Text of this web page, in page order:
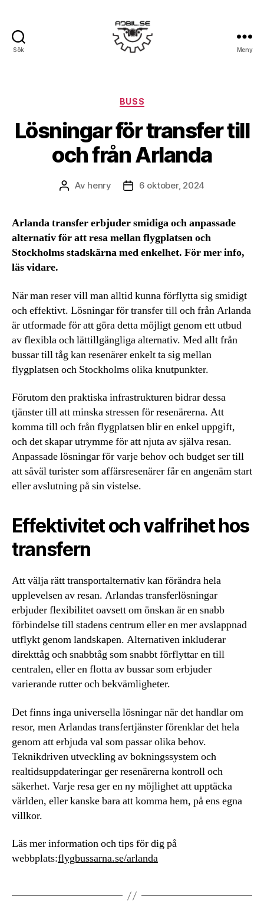
Sök Meny
Kategorier
BUSS
Lösningar för transfer till
och från Arlanda
Inläggsförfattare
Av henry Inläggsdatum
6 oktober, 2024
Arlanda transfer erbjuder smidiga och anpassade
alternativ för att resa mellan flygplatsen och
Stockholms stadskärna med enkelhet. För mer info,
läs vidare.
När man reser vill man alltid kunna förflytta sig smidigt
och effektivt. Lösningar för transfer till och från Arlanda
är utformade för att göra detta möjligt genom ett utbud
av flexibla och lättillgängliga alternativ. Med allt från
bussar till tåg kan resenärer enkelt ta sig mellan
flygplatsen och Stockholms olika knutpunkter.
Förutom den praktiska infrastrukturen bidrar dessa
tjänster till att minska stressen för resenärerna. Att
komma till och från flygplatsen blir en enkel uppgift,
och det skapar utrymme för att njuta av själva resan.
Anpassade lösningar för varje behov och budget ser till
att såväl turister som affärsresenärer får en angenäm start
eller avslutning på sin vistelse.
Effektivitet och valfrihet hos
transfern
Att välja rätt transportalternativ kan förändra hela
upplevelsen av resan. Arlandas transferlösningar
erbjuder flexibilitet oavsett om önskan är en snabb
förbindelse till stadens centrum eller en mer avslappnad
utflykt genom landskapen. Alternativen inkluderar
direkttåg och snabbtåg som snabbt förflyttar en till
centralen, eller en flotta av bussar som erbjuder
varierande rutter och bekvämligheter.
Det finns inga universella lösningar när det handlar om
resor, men Arlandas transfertjänster förenklar det hela
genom att erbjuda val som passar olika behov.
Teknikdriven utveckling av bokningssystem och
realtidsuppdateringar ger resenärerna kontroll och
säkerhet. Varje resa ger en ny möjlighet att upptäcka
världen, eller kanske bara att komma hem, på ens egna
villkor.
Läs mer information och tips för dig på
webbplats:flygbussarna.se/arlanda